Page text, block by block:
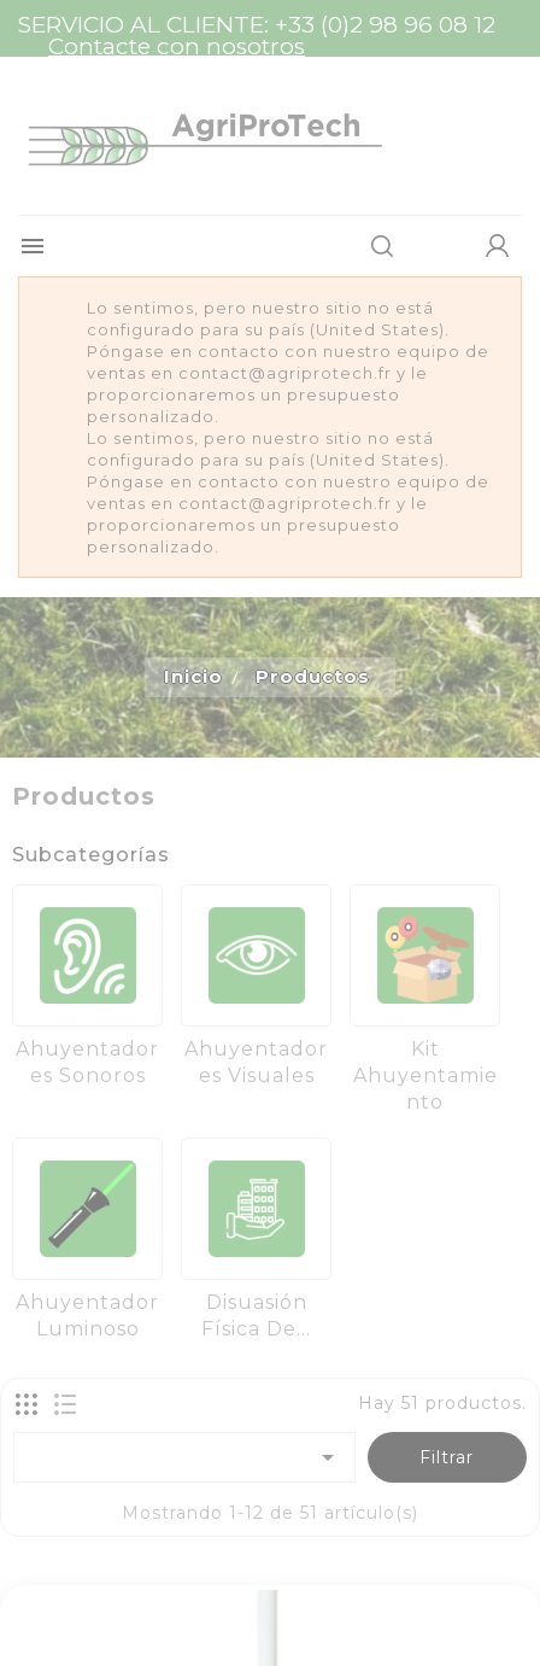
SERVICIO AL CLIENTE: +33 (0)2 98 96 08 12
Contacte con nosotros

Lo sentimos, pero nuestro sitio no está
configurado para su país (United States).
Póngase en contacto con nuestro equipo de
ventas en contact@agriprotech.fr y le
proporcionaremos un presupuesto
personalizado.
Lo sentimos, pero nuestro sitio no está
configurado para su país (United States).
Póngase en contacto con nuestro equipo de
ventas en contact@agriprotech.fr y le
proporcionaremos un presupuesto
personalizado.
Inicio Productos
Productos
Subcategorías
Ahuyentador
Es Sonoros
Ahuyentador
Es Visuales
Kit
Ahuyentamie
Nto
Ahuyentador
Luminoso
Disuasión
Física De...
Hay 51 productos.
 Filtrar
Mostrando 1-12 de 51 artículo(s)